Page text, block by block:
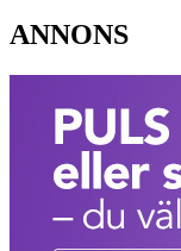
ANNONS